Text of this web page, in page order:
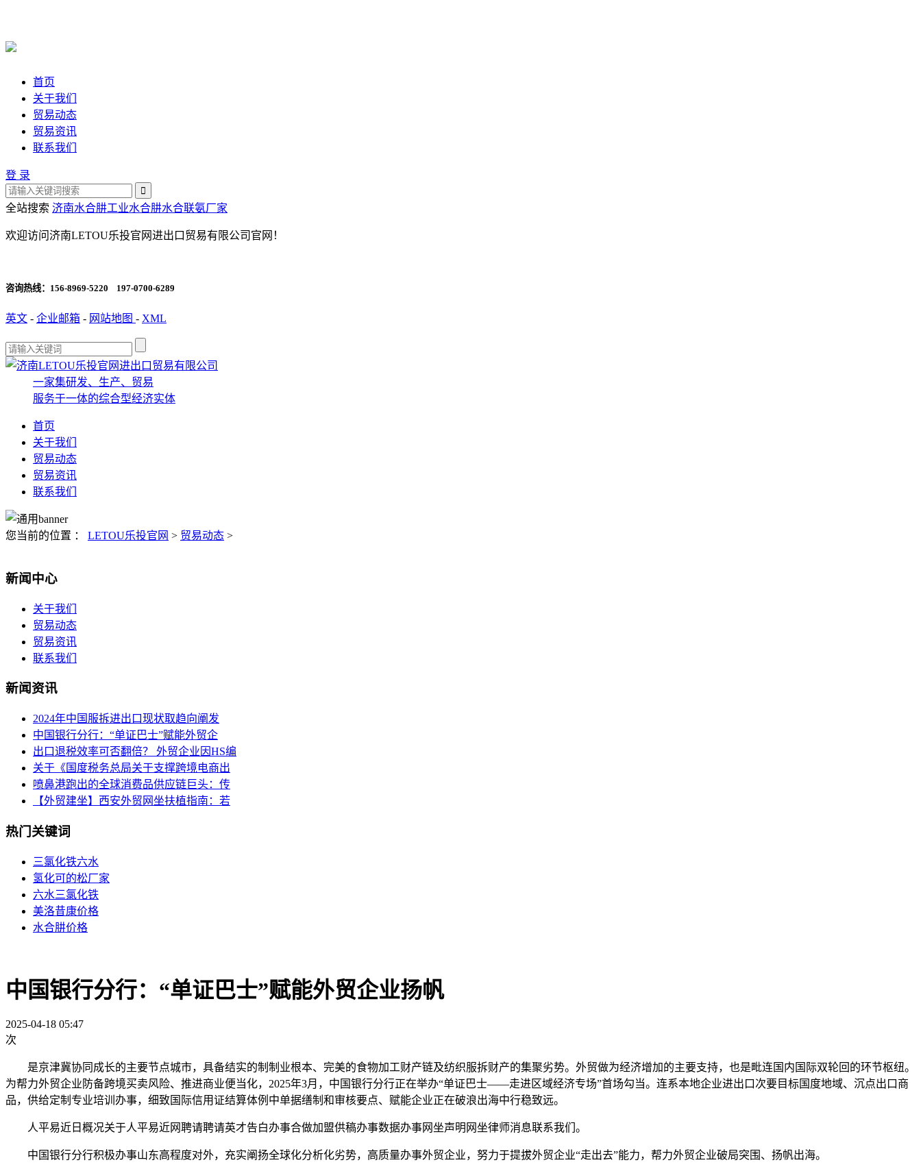
首页
关于我们
贸易动态
贸易资讯
联系我们
登 录
全站搜索 济南水合肼工业水合肼水合联氨厂家
欢迎访问济南LETOU乐投官网进出口贸易有限公司官网！
咨询热线： 156-8969-5220 197-0700-6289
英文 - 企业邮箱 - 网站地图 - XML
一家集研发、生产、贸易
服务于一体的综合型经济实体
首页
关于我们
贸易动态
贸易资讯
联系我们
您当前的位置 ： LETOU乐投官网 > 贸易动态 >
新闻中心
关于我们
贸易动态
贸易资讯
联系我们
新闻资讯
2024年中国服拆进出口现状取趋向阐发
中国银行分行：“单证巴士”赋能外贸企
出口退税效率可否翻倍？ 外贸企业因HS编
关于《国度税务总局关于支撑跨境电商出
喷鼻港跑出的全球消费品供应链巨头：传
【外贸建坐】西安外贸网坐扶植指南：若
热门关键词
三氯化铁六水
氢化可的松厂家
六水三氯化铁
美洛昔康价格
水合肼价格
中国银行分行：“单证巴士”赋能外贸企业扬帆
2025-04-18 05:47
次
是京津冀协同成长的主要节点城市，具备结实的制制业根本、完美的食物加工财产链及纺织服拆财产的集聚劣势。外贸做为经济增加的主要支持，也是毗连国内国际双轮回的环节枢纽。
为帮力外贸企业防备跨境买卖风险、推进商业便当化，2025年3月，中国银行分行正在举办“单证巴士——走进区域经济专场”首场勾当。连系本地企业进出口次要目标国度地域、沉点出口商
品，供给定制专业培训办事，细致国际信用证结算体例中单据缮制和审核要点、赋能企业正在破浪出海中行稳致远。
人平易近日概况关于人平易近网聘请聘请英才告白办事合做加盟供稿办事数据办事网坐声明网坐律师消息联系我们。
中国银行分行积极办事山东高程度对外，充实阐扬全球化分析化劣势，高质量办事外贸企业，努力于提拔外贸企业“走出去”能力，帮力外贸企业破局突围、扬帆出海。